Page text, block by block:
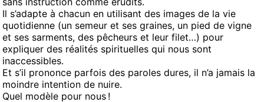
Il s’adapte à chacun en utilisant des images de la vie
quotidienne (un semeur et ses graines, un pied de vigne
et ses sarments, des pêcheurs et leur filet…) pour
expliquer des réalités spirituelles qui nous sont
inaccessibles.
Et s’il prononce parfois des paroles dures, il n’a jamais la
moindre intention de nuire.
Quel modèle pour nous !